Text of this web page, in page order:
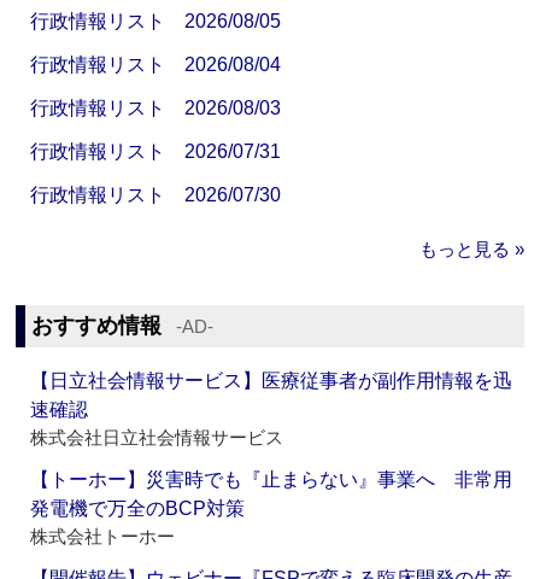
行政情報リスト 2026/08/05
行政情報リスト 2026/08/04
行政情報リスト 2026/08/03
行政情報リスト 2026/07/31
行政情報リスト 2026/07/30
もっと見る »
おすすめ情報 ‐AD‐
【日立社会情報サービス】医療従事者が副作用情報を迅
速確認
株式会社日立社会情報サービス
【トーホー】災害時でも『止まらない』事業へ 非常用
発電機で万全のBCP対策
株式会社トーホー